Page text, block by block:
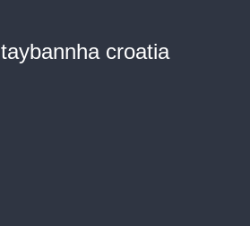
taybannha croatia